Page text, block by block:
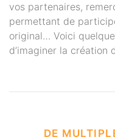
vos partenaires,
permettant de
original… Voici
d’imaginer la création
DE